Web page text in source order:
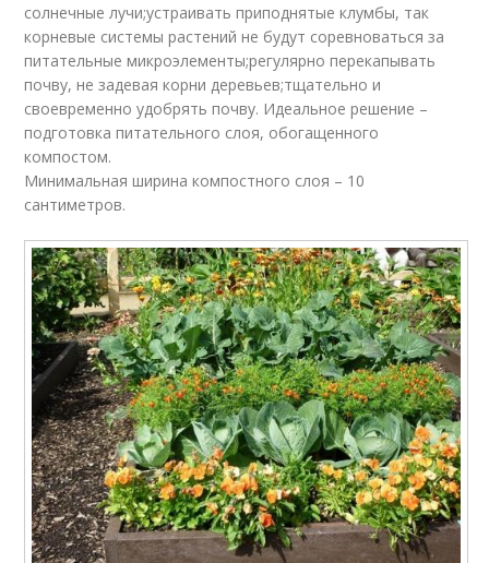
солнечные лучи;устраивать приподнятые клумбы, так
корневые системы растений не будут соревноваться за
питательные микроэлементы;регулярно перекапывать
почву, не задевая корни деревьев;тщательно и
своевременно удобрять почву. Идеальное решение –
подготовка питательного слоя, обогащенного
компостом.
Минимальная ширина компостного слоя – 10
сантиметров.